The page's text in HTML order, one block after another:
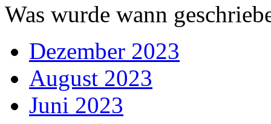
Was wurde wann
Dezember 2023
August 2023
Juni 2023